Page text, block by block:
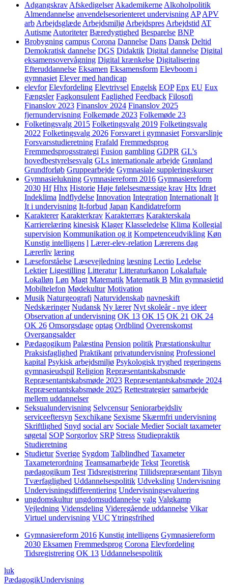
Adgangskrav Afskedigelser Akademikerne Alkoholpolitik
Almendannelse anvendelsesorienteret undervisning AP APV
arb Arbejdsglæde Arbejdsmiljø Arbejdspres Arbejdstid AT
Autisme Autoriteter Bæredygtighed Besparelse BNP
Brobygning campus Corona Dannelse Dans Dansk Deltid
Demokratisk dannelse DGS Didaktik Digital dannelse Digital
eksamensovervågning Digital krænkelse Digitalisering
Efteruddannelse Eksamen Eksamensform Elevboom i
gymnasiet Elever med handicap
elevfor Elevfordeling Elevtrivsel Engelsk EOP Epx EU Eux
Fængsler Fagkonsulent Faglighed Feedback Filosofi
Finanslov 2023 Finanslov 2024 Finanslov 2025
fjernundervisning Folkemøde 2023 Folkemøde 23
Folketingsvalg 2015 Folketingsvalg 2019 Folketingsvalg
2022 Folketingsvalg 2026 Forsvaret i gymnasiet Forsvarslinje
Forsvarsstudieretning Frafald Fremmedsprog
Fremmedsprogsstrategi Fusion gambling GDPR GL's
hovedbestyrelsesvalg GLs internationale arbejde Grønland
Grundforløb Gruppearbejde Gymnasiale suppleringskurser
Gymnasielukning Gymnasiereform 2016 Gymnasiereform
2030 Hf Hhx Historie Høje følelsesmæssige krav Htx Idræt
Indeklima Indflydelse Innovation Integration Internationalt It
It i undervisning It-forbud Japan Kandidatreform
Karakterer Karakterkrav Karakterræs Karakterskala
Karrierelæring kinesisk Klager Klasseledelse Klima Kollegial
supervision Kommunikation og it Kompetenceudvikling Køn
Kunstig intelligens l Lærer-elev-relation Lærerens dag
Lærerliv læring
Læseforståelse Læsevejledning læsning Lectio Ledelse
Lektier Ligestilling Litteratur Litteraturkanon Lokalaftale
Lokalløn Løn Magt Matematik Matematik B Min gymnasietid
Mobiltelefon Mødekultur Motivation
Musik Naturgeografi Naturvidenskab navneskift
Nedskæringer Nudansk Ny lærer Nyt skoleår - nye ideer
Observation af undervisning OK 13 OK 15 OK 21 OK 24
OK 26 Omsorgsdage optag Ordblind Overenskomst
Overgangsalder
Pædagogikum Palæstina Pension politik Præstationskultur
Praksisfaglighed Praktikant privatundervisning Professionel
kapital Psykisk arbejdsmiljø Psykologisk tryghed regeringens
gymnasieudspil Religion Repræsentantskabsmøde
Repræsentantskabsmøde 2023 Repræsentantskabsmøde 2024
Repræsentantskabsmøde 2025 Rettestrategier samarbejde
mellem uddannelser
Seksualundervisning Selvcensur Seniorarbejdsliv
serviceeftersyn Sexchikane Sexisme Skærmfri undervisning
Skriftlighed Snyd social arv Sociale Medier Socialt taxameter
søgetal SOP Sorgorlov SRP Stress Studiepraktik
Studieretning
Studietur Sverige Sygdom Talblindhed Taxameter
Taxameterordning Teamsamarbejde Tekst Teoretisk
pædagogikum Test Tidsregistrering Tillidsrepræsentant Tilsyn
Tværfaglighed Uddannelsespolitik Udveksling Undervisning
Undervisningsdifferentiering Undervisningsevaluering
ungdomskultur ungdomsuddannelse valg Valgkamp
Vejledning Vidensdeling Videregående uddannelse Vikar
Virtuel undervisning VUC Ytringsfrihed
Gymnasiereform 2016 Kunstig intelligens Gymnasiereform
2030 Eksamen Fremmedsprog Corona Elevfordeling
Tidsregistrering OK 13 Uddannelsespolitik
luk
PædagogikUndervisning